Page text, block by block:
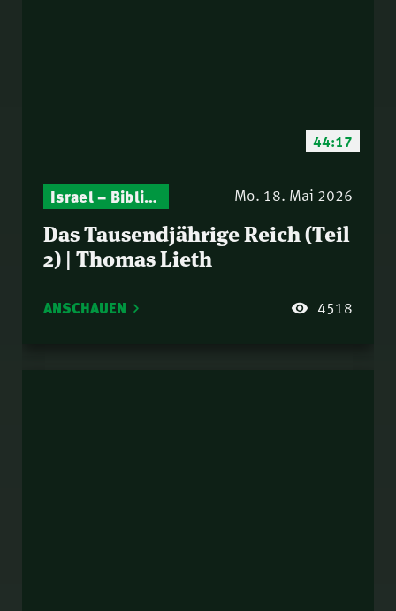
44:17
Gottesdienst-Botschaften – Jeden Sonntag neu: Aktuelle Predigten vom Mitternachtsruf
Israel – Biblische Perspektiven & aktuelle Einordnungen Mo. 18. Mai 2026
Das Tausendjährige Reich (Teil
2) | Thomas Lieth
ANSCHAUEN 4518